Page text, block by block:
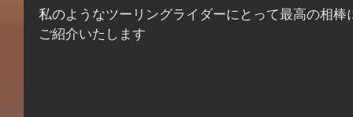
私のようなツーリングライダーにとって最高の相棒
ご紹介いたします